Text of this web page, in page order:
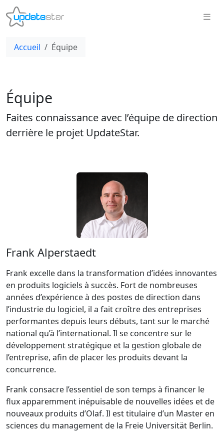
Accueil Équipe
Équipe
Faites connaissance avec l’équipe de direction
derrière le projet UpdateStar.
Frank Alperstaedt
Frank excelle dans la transformation d’idées innovantes
en produits logiciels à succès. Fort de nombreuses
années d’expérience à des postes de direction dans
l’industrie du logiciel, il a fait croître des entreprises
performantes depuis leurs débuts, tant sur le marché
national qu’à l’international. Il se concentre sur le
développement stratégique et la gestion globale de
l’entreprise, afin de placer les produits devant la
concurrence.
Frank consacre l’essentiel de son temps à financer le
flux apparemment inépuisable de nouvelles idées et de
nouveaux produits d’Olaf. Il est titulaire d’un Master en
sciences du management de la Freie Universität Berlin.